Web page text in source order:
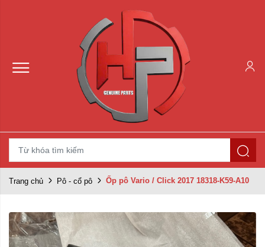
Trang chủ Pô - cổ pô Ốp pô Vario / Click 2017 18318-K59-A10